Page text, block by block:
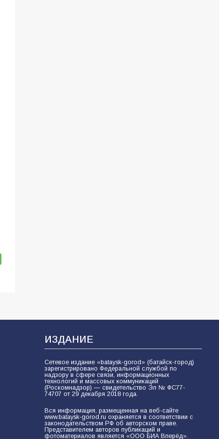
ИЗДАНИЕ
Сетевое издание «bataysk-gorod» (батайск-город)
зарегистрировано Федеральной службой по
надзору в сфере связи, информационных
технологий и массовых коммуникаций
(Роскомнадзор) — свидетельство Эл № ФС77-
74707 от 29 декабря 2018 года.
Вся информация, размещенная на веб-сайте
www.bataysk-gorod.ru охраняется в соответствии с
законодательством РФ об авторском праве.
Представителем авторов публикаций и
фотоматериалов является «ООО БИА Вперёд».